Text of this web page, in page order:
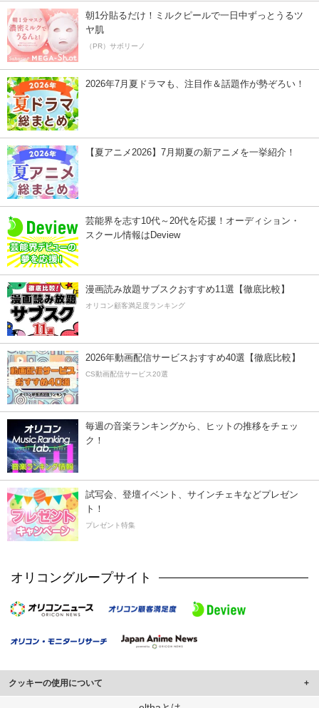
朝1分貼るだけ！ミルクピールで一日中ずっとうるツ
ヤ肌
（PR）サボリーノ
2026年7月夏ドラマも、注目作＆話題作が勢ぞろい！
【夏アニメ2026】7月期夏の新アニメを一挙紹介！
芸能界を志す10代～20代を応援！オーディション・
スクール情報はDeview
漫画読み放題サブスクおすすめ11選【徹底比較】
オリコン顧客満足度ランキング
2026年動画配信サービスおすすめ40選【徹底比較】
CS動画配信サービス20選
毎週の音楽ランキングから、ヒットの推移をチェッ
ク！
試写会、登壇イベント、サインチェキなどプレゼン
ト！
プレゼント特集
オリコングループサイト
クッキーの使用について